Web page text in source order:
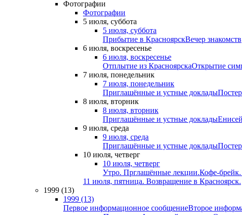
Фотографии
Фотографии
5 июля, суббота
5 июля, суббота
Прибытие в КрасноярскВечер знакомств
6 июля, воскресенье
6 июля, воскресенье
Отплытие из КрасноярскаОткрытие
7 июля, понедельник
7 июля, понедельник
Приглашённые и устные доклады
8 июля, вторник
8 июля, вторник
Приглашённые и устные доклады
9 июля, среда
9 июля, среда
Приглашённые и устные доклады
10 июля, четверг
10 июля, четверг
Утро. Прглашённые лекции.Кофе-
11 июля, пятница. Возвращение в Красноярск.
1999 (13)
1999 (13)
Первое информационное сообщениеВторое